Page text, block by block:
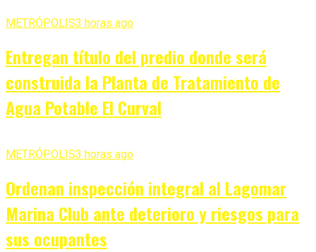
METRÓPOLIS3 horas ago
Entregan título del predio donde será
construida la Planta de Tratamiento de
Agua Potable El Curval
METRÓPOLIS3 horas ago
Ordenan inspección integral al Lagomar
Marina Club ante deterioro y riesgos para
sus ocupantes